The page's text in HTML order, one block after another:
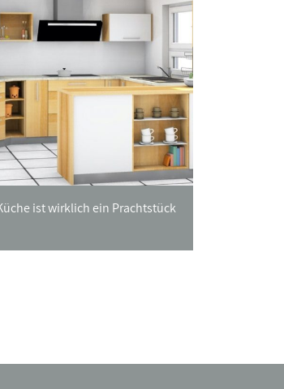
ist wirklich ein Prachtstück